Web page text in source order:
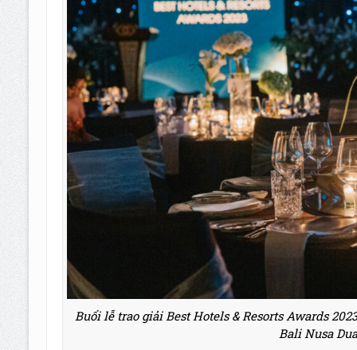
Buổi lễ trao giải Best Hotels & Resorts Awards
Bali Nusa